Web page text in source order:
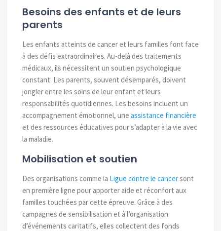
Besoins des enfants et de leurs
parents
Les enfants atteints de cancer et leurs familles font face
à des défis extraordinaires. Au-delà des traitements
médicaux, ils nécessitent un soutien psychologique
constant. Les parents, souvent désemparés, doivent
jongler entre les soins de leur enfant et leurs
responsabilités quotidiennes. Les besoins incluent un
accompagnement émotionnel, une assistance financière
et des ressources éducatives pour s’adapter à la vie avec
la maladie.
Mobilisation et soutien
Des organisations comme la Ligue contre le cancersont
en première ligne pour apporter aide et réconfort aux
familles touchées par cette épreuve. Grâce à des
campagnes de sensibilisation et à l’organisation
d’événements caritatifs, elles collectent des fonds